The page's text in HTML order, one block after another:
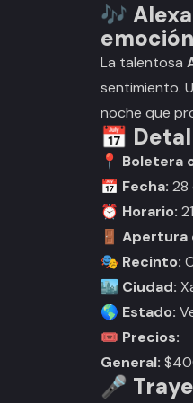
🎶
emoción
La talentosa
sentimiento.
noche que
📅
📍 Boletera
📅 Fecha: 28
⏰ Horario:
🚪 Apertura
🎭 Recinto:
🏙️ Ciudad:
🌎 Estado:
🎟️ Precios:
General:
🎤